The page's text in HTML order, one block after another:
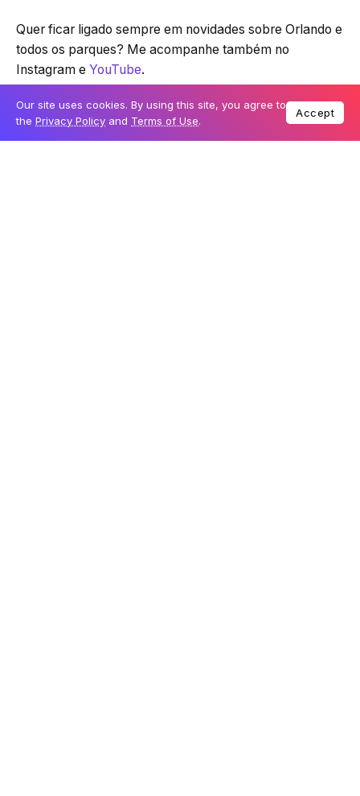
Quer ficar ligado sempre em novidades sobre Orlando e
todos os parques? Me acompanhe também no
Instagram e YouTube.
Our site uses cookies. By using this site, you agree to
the Privacy Policy and Terms of Use.
Accept